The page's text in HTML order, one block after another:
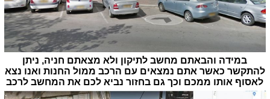
במידה והבאתם מחשב לתיקון ולא מצאתם חניה, ניתן
להתקשר כאשר אתם נמצאים עם הרכב ממול החנות ואנו נצא
לאסוף אותו ממכם וכך גם בחזור נביא לכם את המחשב לרכב